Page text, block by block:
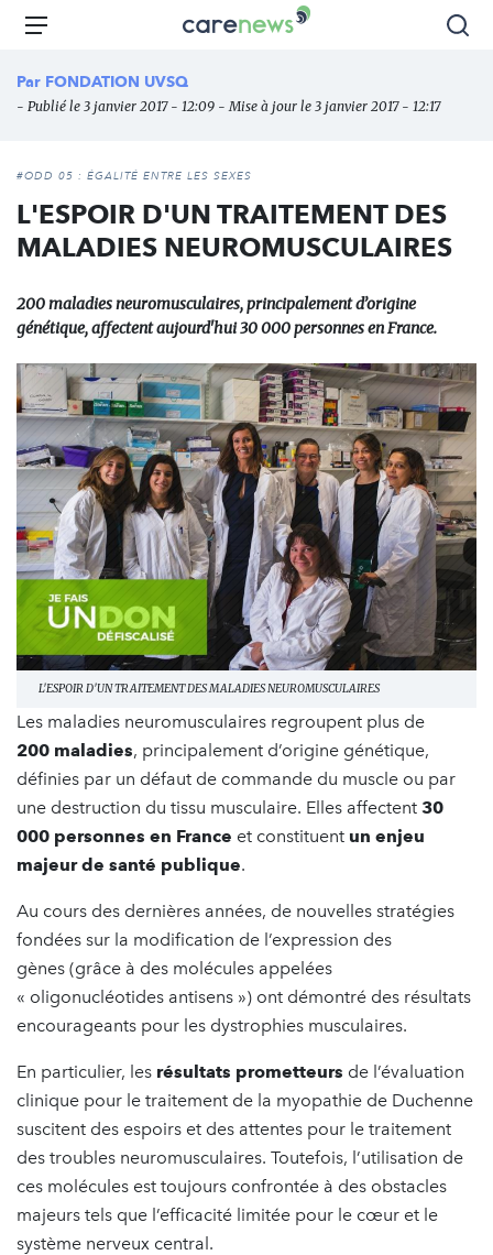
Aller
principal
Carenews,
média
des
l'engagement
Menu
Par FONDATION UVSQ
- Publié le 3 janvier 2017 - 12:09 - Mise à jour le 3 janvier 2017 - 12:17
#ODD 05 : ÉGALITÉ ENTRE LES SEXES
L'ESPOIR D'UN TRAITEMENT DES
MALADIES NEUROMUSCULAIRES
200 maladies neuromusculaires, principalement d’origine
génétique, affectent aujourd'hui 30 000 personnes en France.
L'ESPOIR D'UN TRAITEMENT DES MALADIES NEUROMUSCULAIRES
Les maladies neuromusculaires regroupent plus de
200 maladies, principalement d’origine génétique,
définies par un défaut de commande du muscle ou par
une destruction du tissu musculaire. Elles affectent 30
000 personnes en France et constituent un enjeu
majeur de santé publique.
Au cours des dernières années, de nouvelles stratégies
fondées sur la modification de l’expression des
gènes (grâce à des molécules appelées
« oligonucléotides antisens ») ont démontré des résultats
encourageants pour les dystrophies musculaires.
En particulier, les résultats prometteurs de l’évaluation
clinique pour le traitement de la myopathie de Duchenne
suscitent des espoirs et des attentes pour le traitement
des troubles neuromusculaires. Toutefois, l’utilisation de
ces molécules est toujours confrontée à des obstacles
majeurs tels que l’efficacité limitée pour le cœur et le
système nerveux central.